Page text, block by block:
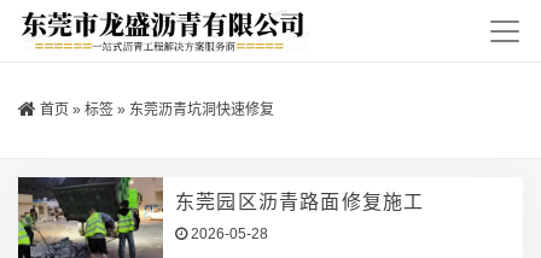
首页 » 标签 » 东莞沥青坑洞快速修复
东莞园区沥青路面修复施工
2026-05-28